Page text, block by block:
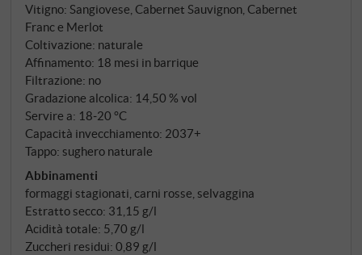
Vitigno: Sangiovese, Cabernet Sauvignon, Cabernet
Franc e Merlot
Coltivazione: naturale
Affinamento: 18 mesi in barrique
Filtrazione: no
Gradazione alcolica: 14,50 % vol
Servire a: 18‑20 °C
Capacità invecchiamento: 2037+
Tappo: sughero naturale
Abbinamenti
formaggi stagionati, carni rosse, selvaggina
Estratto secco: 31,15 g/l
Acidità totale: 5,70 g/l
Zuccheri residui: 0,89 g/l